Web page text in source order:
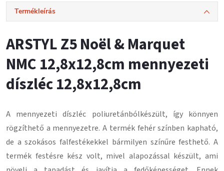
Termékleírás
ARSTYL Z5 Noël & Marquet
NMC 12,8x12,8cm mennyezeti
díszléc 12,8x12,8cm
A mennyezeti díszléc poliuretánbólkészült, így könnyen
rögzíthető a mennyezetre. A termék fehér színben kapható,
de a szokásos falfestékekkel bármilyen színűre festhető. A
termék festésre kész volt, mivel alapozással készült, ami